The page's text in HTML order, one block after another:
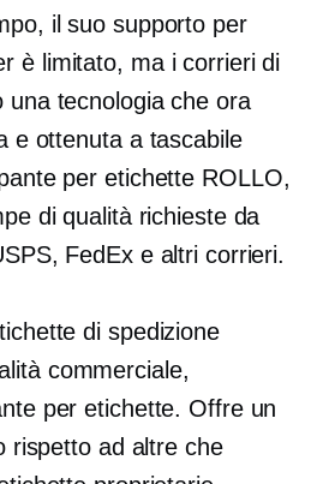
il suo supporto per
è limitato, ma i corrieri di
una tecnologia che ora
e ottenuta a tascabile
per etichette ROLLO,
di qualità richieste da
FedEx e altri corrieri.
di spedizione
commerciale,
per etichette. Offre un
rispetto ad altre che